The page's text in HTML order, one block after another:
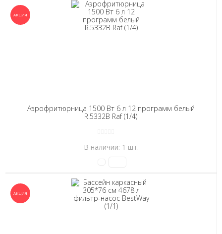
Аэрофритюрница 1500 Вт 6 л 12 программ белый
R.5332B Raf (1/4)
В наличии: 1 шт.